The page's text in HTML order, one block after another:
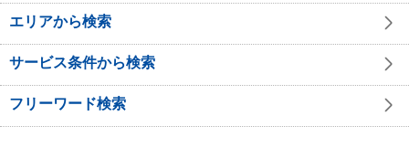
エリアから検索
サービス条件から検索
フリーワード検索